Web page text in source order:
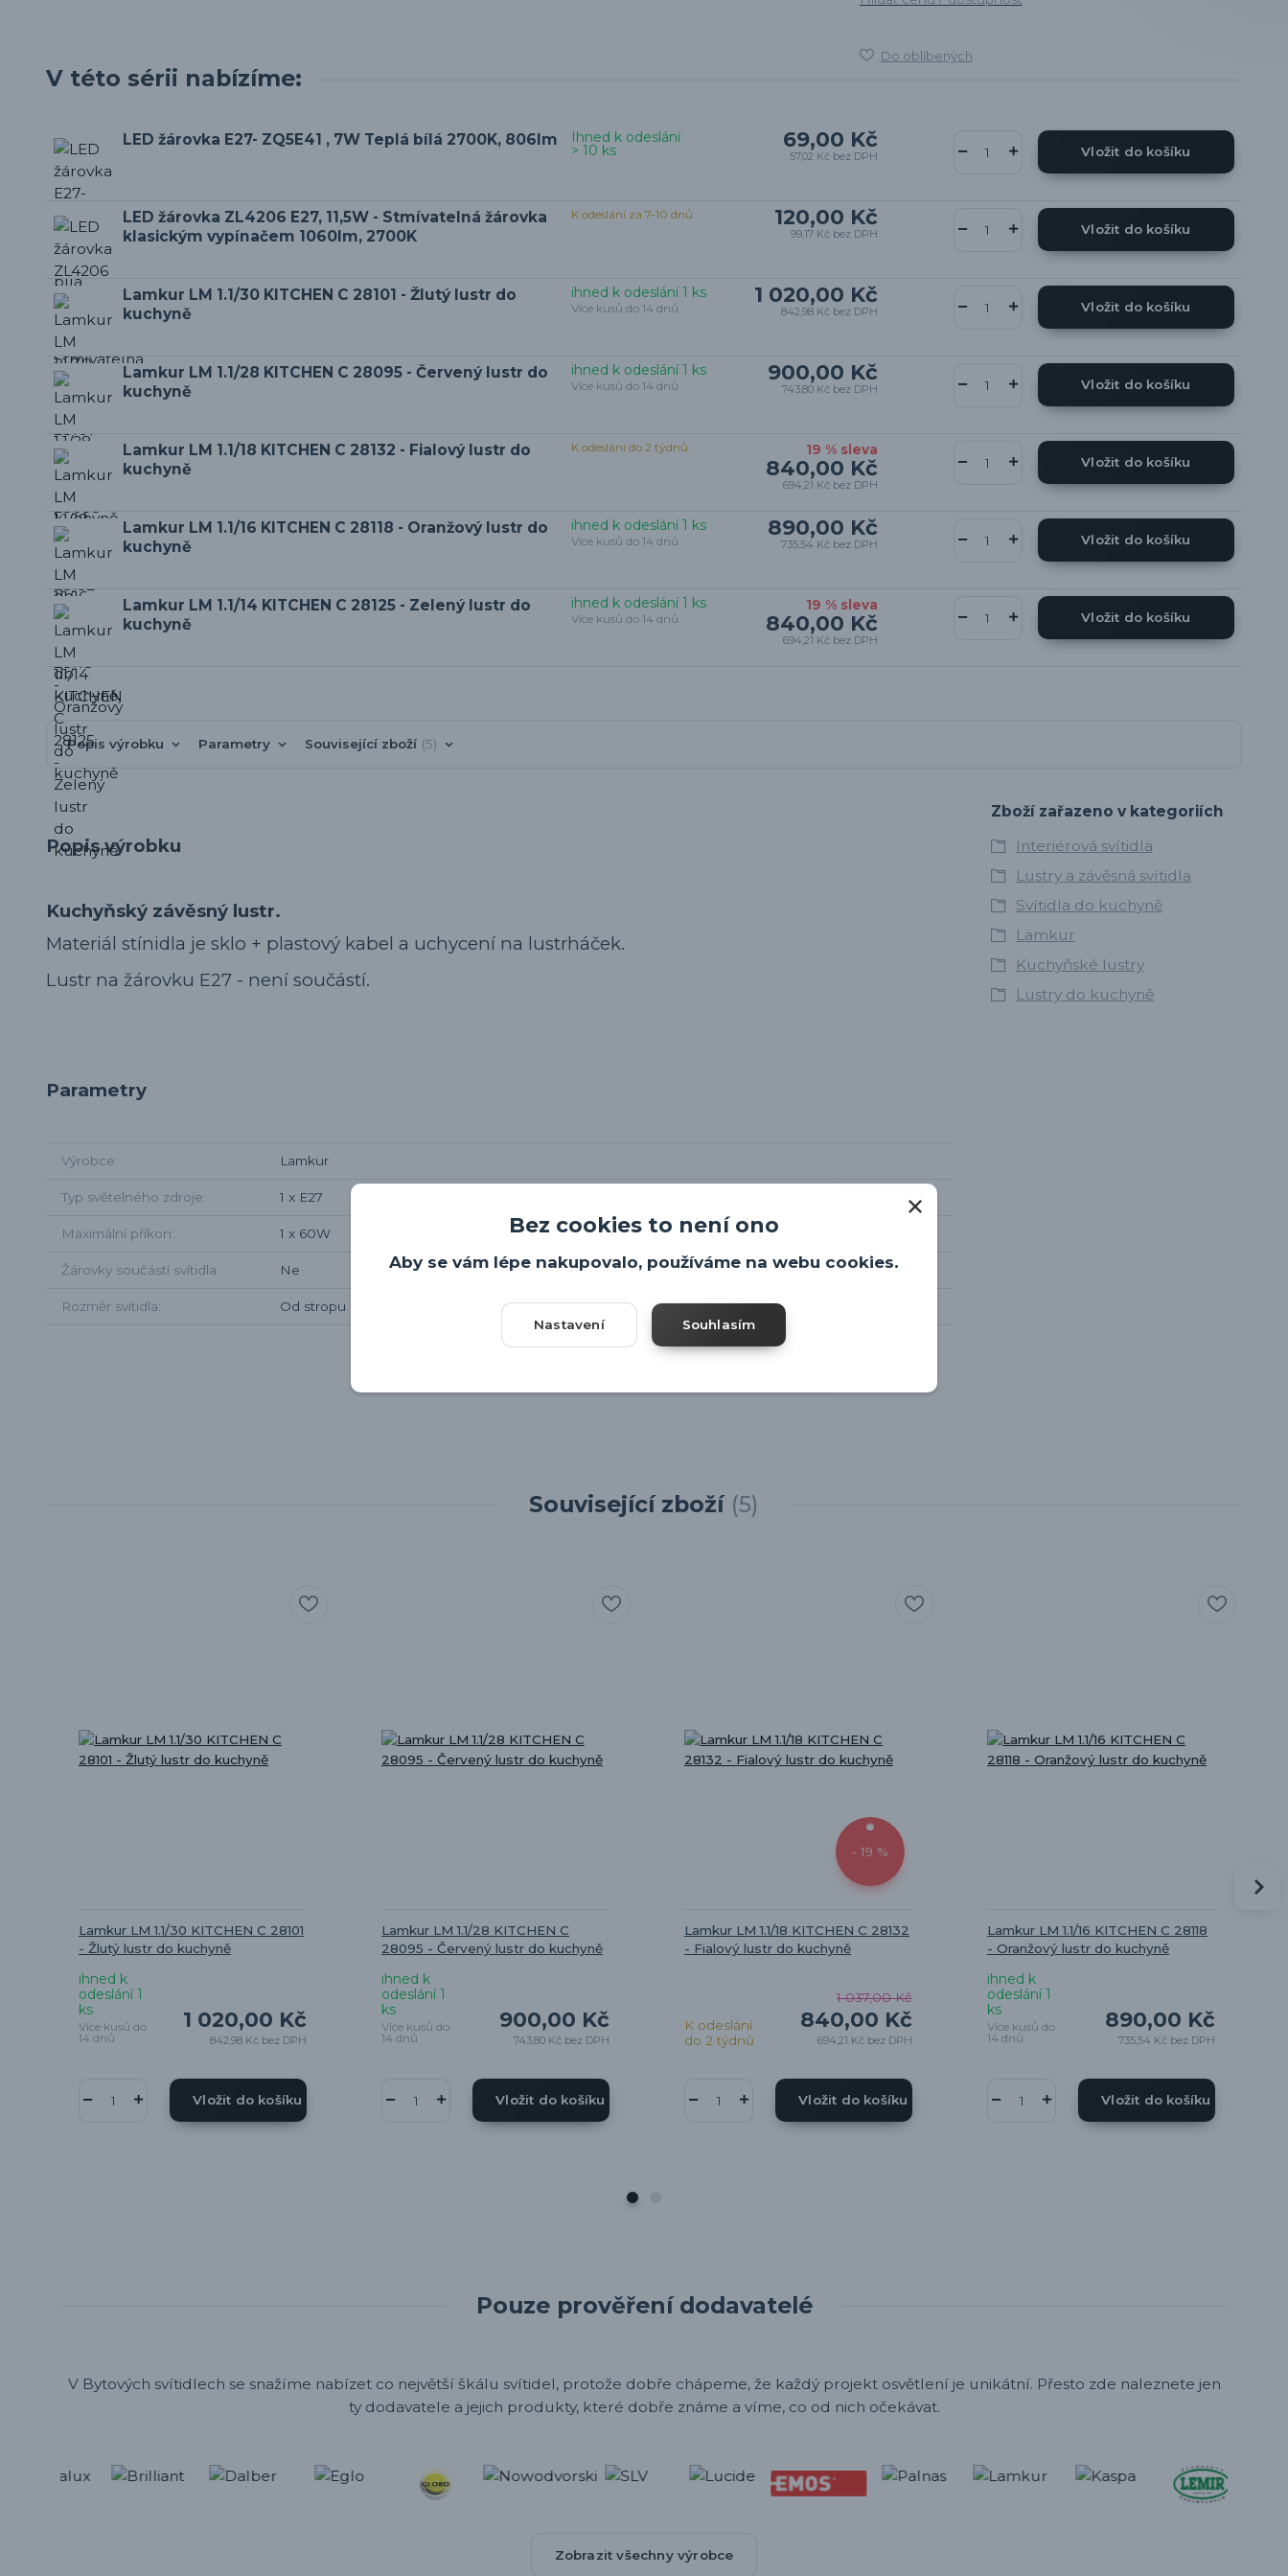
Do oblíbených
V této sérii nabízíme:
LED žárovka E27- ZQ5E41 , 7W Teplá bílá 2700K, 806lm 69,00 Kč
57,02 Kč bez DPH
Ihned k odeslání
> 10 ks Vložit do košíku
LED žárovka ZL4206 E27, 11,5W - Stmívatelná žárovka
klasickým vypínačem 1060lm, 2700K
120,00 Kč
99,17 Kč bez DPH
K odeslání za 7-10 dnů
Vložit do košíku
Lamkur LM 1.1/30 KITCHEN C 28101 - Žlutý lustr do
kuchyně
1 020,00 Kč
842,98 Kč bez DPH
ihned k odeslání 1 ks
Více kusů do 14 dnů Vložit do košíku
Lamkur LM 1.1/28 KITCHEN C 28095 - Červený lustr do
kuchyně
900,00 Kč
743,80 Kč bez DPH
ihned k odeslání 1 ks
Více kusů do 14 dnů Vložit do košíku
Lamkur LM 1.1/18 KITCHEN C 28132 - Fialový lustr do
kuchyně
19 % sleva
840,00 Kč
694,21 Kč bez DPH
K odeslání do 2 týdnů
Vložit do košíku
Lamkur LM 1.1/16 KITCHEN C 28118 - Oranžový lustr do
kuchyně
890,00 Kč
735,54 Kč bez DPH
ihned k odeslání 1 ks
Více kusů do 14 dnů Vložit do košíku
Lamkur LM 1.1/14 KITCHEN C 28125 - Zelený lustr do
kuchyně
19 % sleva
840,00 Kč
694,21 Kč bez DPH
ihned k odeslání 1 ks
Více kusů do 14 dnů Vložit do košíku
Popis výrobku Parametry Související zboží 5
Popis výrobku
Kuchyňský závěsný lustr.
Materiál stínidla je sklo + plastový kabel a uchycení na lustrháček.
Lustr na žárovku E27 - není součástí.
Parametry
Výrobce Lamkur
Typ světelného zdroje 1 x E27
Maximální příkon 1 x 60W
Žárovky součástí svítidla Ne
Rozměr svítidla Od stropu 60cm, průměr 30cm
Zboží zařazeno v kategoriích
Interiérová svítidla
Lustry a závěsná svítidla
Svítidla do kuchyně
Lamkur
Kuchyňské lustry
Lustry do kuchyně
Související zboží 5
Lamkur LM 1.1/30 KITCHEN C 28101
- Žlutý lustr do kuchyně
1 020,00 Kč
842,98 Kč bez DPH
ihned k
odeslání 1
ks
Více kusů do
14 dnů
Vložit do košíku
Lamkur LM 1.1/28 KITCHEN C
28095 - Červený lustr do kuchyně
900,00 Kč
743,80 Kč bez DPH
ihned k
odeslání 1
ks
Více kusů do
14 dnů
Vložit do košíku
- 19 %
Lamkur LM 1.1/18 KITCHEN C 28132
- Fialový lustr do kuchyně
1 037,00 Kč
840,00 Kč
694,21 Kč bez DPH
K odeslání
do 2 týdnů
Vložit do košíku
Lamkur LM 1.1/16 KITCHEN C 28118
- Oranžový lustr do kuchyně
890,00 Kč
735,54 Kč bez DPH
ihned k
odeslání 1
ks
Více kusů do
14 dnů
Vložit do košíku
Pouze prověření dodavatelé
V Bytových svítidlech se snažíme nabízet co největší škálu svítidel, protože dobře chápeme, že každý projekt osvětlení je unikátní. Přesto zde naleznete jen
ty dodavatele a jejich produkty, které dobře známe a víme, co od nich očekávat.
Zobrazit všechny výrobce
Bez cookies to není ono
Aby se vám lépe nakupovalo, používáme na webu cookies.
Nastavení Souhlasím